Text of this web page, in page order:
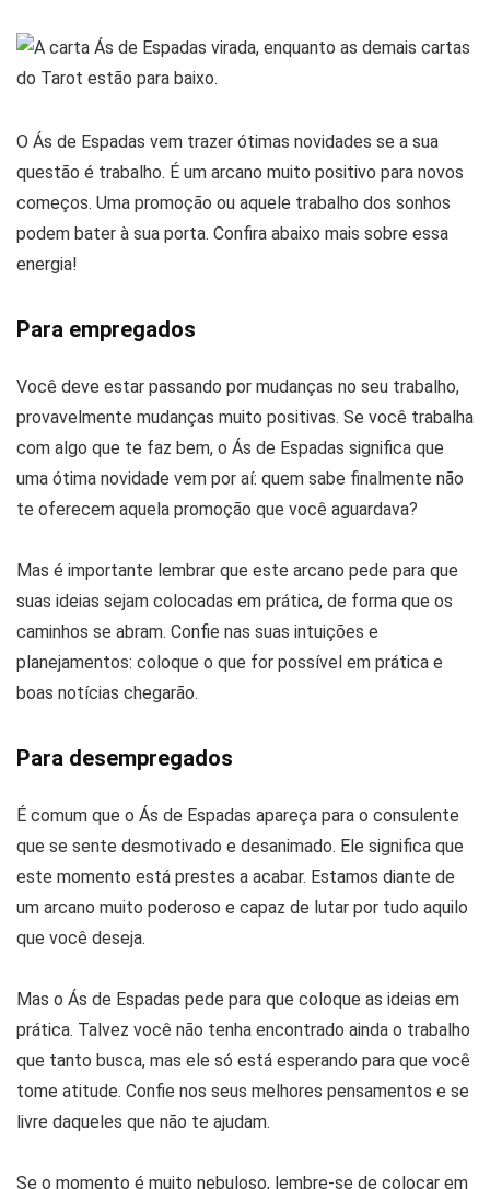
O Ás de Espadas vem trazer ótimas novidades se a sua
questão é trabalho. É um arcano muito positivo para novos
começos. Uma promoção ou aquele trabalho dos sonhos
podem bater à sua porta. Confira abaixo mais sobre essa
energia!
Para empregados
Você deve estar passando por mudanças no seu trabalho,
provavelmente mudanças muito positivas. Se você trabalha
com algo que te faz bem, o Ás de Espadas significa que
uma ótima novidade vem por aí: quem sabe finalmente não
te oferecem aquela promoção que você aguardava?
Mas é importante lembrar que este arcano pede para que
suas ideias sejam colocadas em prática, de forma que os
caminhos se abram. Confie nas suas intuições e
planejamentos: coloque o que for possível em prática e
boas notícias chegarão.
Para desempregados
É comum que o Ás de Espadas apareça para o consulente
que se sente desmotivado e desanimado. Ele significa que
este momento está prestes a acabar. Estamos diante de
um arcano muito poderoso e capaz de lutar por tudo aquilo
que você deseja.
Mas o Ás de Espadas pede para que coloque as ideias em
prática. Talvez você não tenha encontrado ainda o trabalho
que tanto busca, mas ele só está esperando para que você
tome atitude. Confie nos seus melhores pensamentos e se
livre daqueles que não te ajudam.
Se o momento é muito nebuloso, lembre-se de colocar em